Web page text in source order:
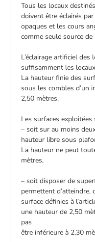
Tous les locaux
doivent être éclairés
opaques et les cours
comme seule source
L’éclairage artificiel
suffisamment les
La hauteur finie des
sous les combles d’un
2,50 mètres.
Les surfaces
– soit sur au moins
hauteur libre sous
La hauteur ne peut
mètres,
– soit disposer de
permettent d’atteindre,
surface définies à
une hauteur de 2,50
pas
être inférieure à 2,30